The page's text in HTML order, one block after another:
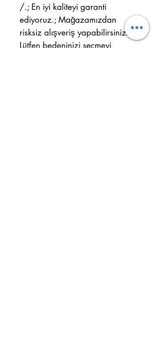
/.; En iyi kaliteyi garanti
ediyoruz.; Mağazamızdan
risksiz alışveriş yapabilirsiniz.;
Lütfen bedeninizi seçmeyi